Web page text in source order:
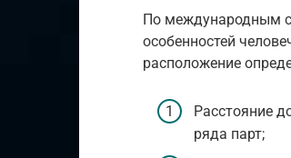
По международным
особенностей
расположение
Расстояние
ряда парт;